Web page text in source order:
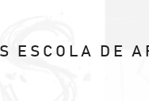
ESCOLA DE